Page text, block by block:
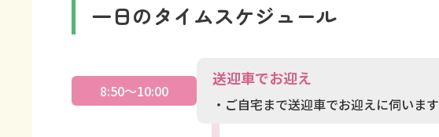
一日のタイムスケジュール
8:50～10:00
送迎車でお迎え
・ご自宅まで送迎車でお迎えに伺います